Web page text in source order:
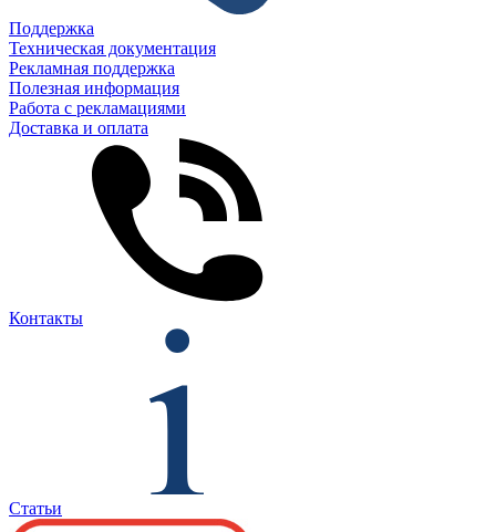
Поддержка
Техническая документация
Рекламная поддержка
Полезная информация
Работа с рекламациями
Доставка и оплата
Контакты
Статьи